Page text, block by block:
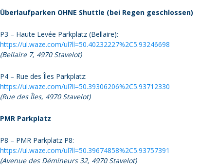
Überlaufparken OHNE Shuttle (bei Regen geschlossen)
P3 – Haute Levée Parkplatz (Bellaire):
https://ul.waze.com/ul?ll=50.40232227%2C5.93246698
(Bellaire 7, 4970 Stavelot)
P4 – Rue des Îles Parkplatz:
https://ul.waze.com/ul?ll=50.39306206%2C5.93712330
(Rue des Îles, 4970 Stavelot)
PMR Parkplatz
P8 – PMR Parkplatz P8:
https://ul.waze.com/ul?ll=50.39674858%2C5.93757391
(Avenue des Démineurs 32, 4970 Stavelot)